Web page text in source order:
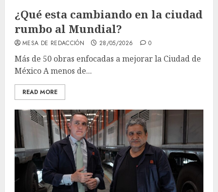
¿Qué esta cambiando en la ciudad
rumbo al Mundial?
MESA DE REDACCIÓN 28/05/2026 0
Más de 50 obras enfocadas a mejorar la Ciudad de
México A menos de...
READ MORE